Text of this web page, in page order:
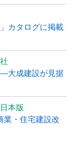
カタログに掲載
大成建設が見据
本版
業・住宅建設改